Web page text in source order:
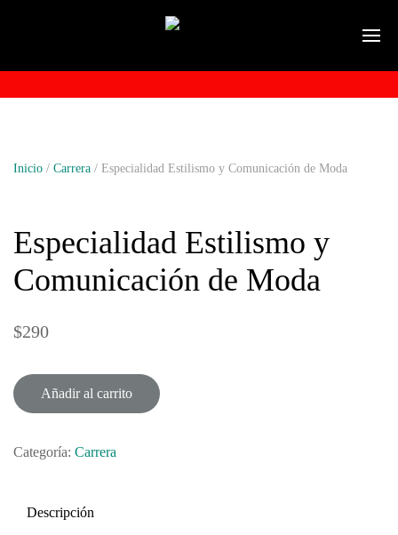
Inicio / Carrera / Especialidad Estilismo y Comunicación de Moda
Especialidad Estilismo y
Comunicación de Moda
$290
Añadir al carrito
Categoría: Carrera
Descripción